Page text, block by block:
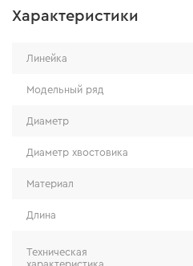
Характеристики
Линейка
Модельный ряд
Диаметр
Диаметр хвостовика
Материал
Длина
Техническая